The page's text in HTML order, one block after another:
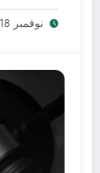
نوفمبر 18, 2025